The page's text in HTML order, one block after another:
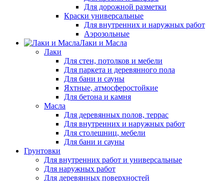
Для дорожной разметки
Краски универсальные
Для внутренних и наружных работ
Аэрозольные
Лаки и Масла
Лаки
Для стен, потолков и мебели
Для паркета и деревянного пола
Для бани и сауны
Яхтные, атмосферостойкие
Для бетона и камня
Масла
Для деревянных полов, террас
Для внутренних и наружных работ
Для столешниц, мебели
Для бани и сауны
Грунтовки
Для внутренних работ и универсальные
Для наружных работ
Для деревянных поверхностей